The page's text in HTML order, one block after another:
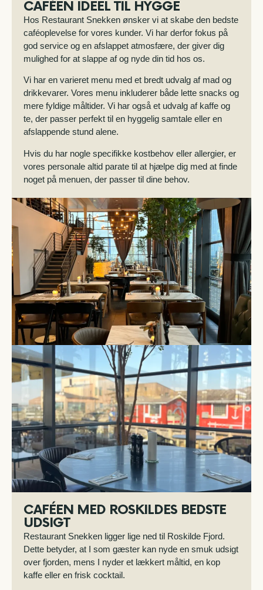
CAFÉEN IDEEL TIL HYGGE
Hos Restaurant Snekken ønsker vi at skabe den bedste
caféoplevelse for vores kunder. Vi har derfor fokus på
god service og en afslappet atmosfære, der giver dig
mulighed for at slappe af og nyde din tid hos os.
Vi har en varieret menu med et bredt udvalg af mad og
drikkevarer. Vores menu inkluderer både lette snacks og
mere fyldige måltider. Vi har også et udvalg af kaffe og
te, der passer perfekt til en hyggelig samtale eller en
afslappende stund alene.
Hvis du har nogle specifikke kostbehov eller allergier, er
vores personale altid parate til at hjælpe dig med at finde
noget på menuen, der passer til dine behov.
CAFÉEN MED ROSKILDES BEDSTE
UDSIGT
Restaurant Snekken ligger lige ned til Roskilde Fjord.
Dette betyder, at I som gæster kan nyde en smuk udsigt
over fjorden, mens I nyder et lækkert måltid, en kop
kaffe eller en frisk cocktail.